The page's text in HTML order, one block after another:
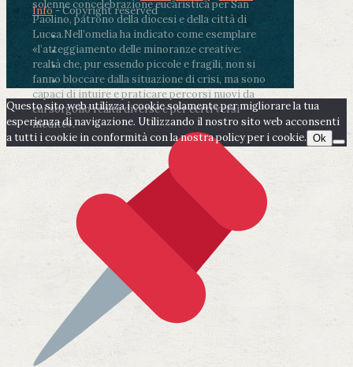
solenne concelebrazione eucaristica per San
Paolino, patrono della diocesi e della città di
Lucca.Nell’omelia ha indicato come esemplare
«l’atteggiamento delle minoranze creative:
realtà che, pur essendo piccole e fragili, non si
fanno bloccare dalla situazione di crisi, ma sono
capaci di intuire e praticare percorsi nuovi da
cui sorgono realtà diverse e per certi versi
inedite».
Info- Copyright reserved
Questo sito web utilizza i cookie solamente per migliorare la tua
esperienza di navigazione. Utilizzando il nostro sito web acconsenti
a tutti i cookie in conformità con la nostra policy per i cookie. Ok